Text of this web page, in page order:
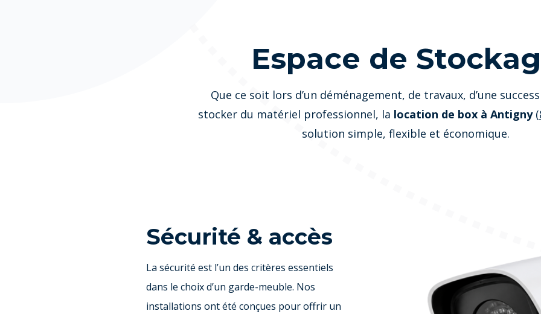
Espace de
Que ce soit lors d’un déménagement, de travaux, d’une
stocker du matériel professionnel, la location de box à Antigny(
solution simple, flexible et économique.
Sécurité & accès
La sécurité est l’un des critères essentiels
dans le choix d’un garde-meuble. Nos
installations ont été conçues pour offrir un